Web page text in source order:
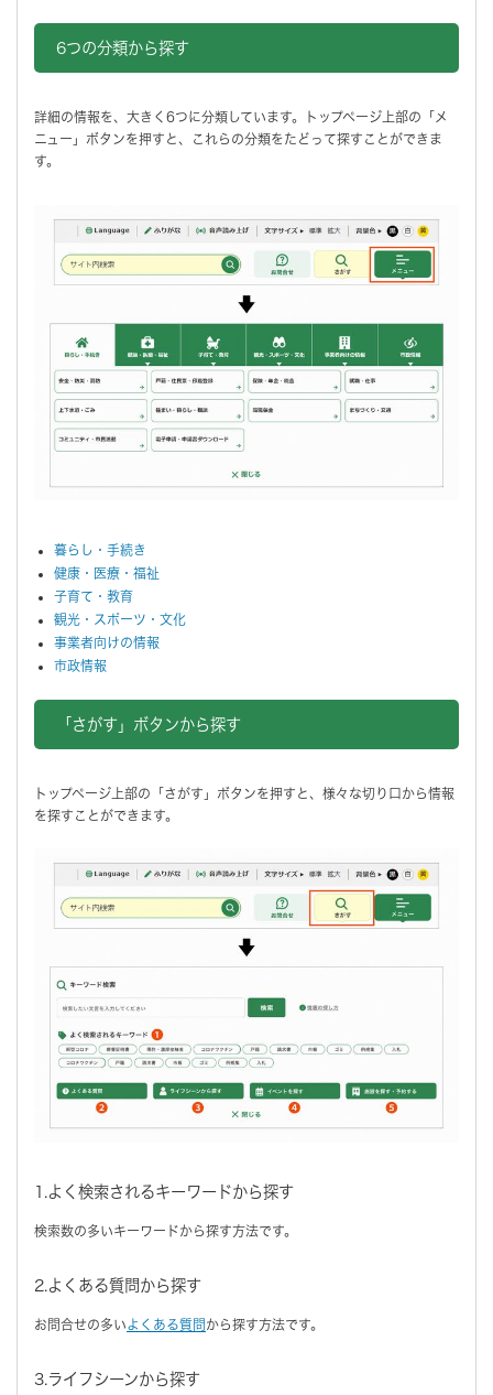
6つの分類から探す
詳細の情報を、大きく6つに分類しています。トップページ上部の「メ
ニュー」ボタンを押すと、これらの分類をたどって探すことができま
す。
暮らし・手続き
健康・医療・福祉
子育て・教育
観光・スポーツ・文化
事業者向けの情報
市政情報
「さがす」ボタンから探す
トップページ上部の「さがす」ボタンを押すと、様々な切り口から情報
を探すことができます。
1.よく検索されるキーワードから探す
検索数の多いキーワードから探す方法です。
2.よくある質問から探す
お問合せの多いよくある質問 から探す方法です。
3.ライフシーンから探す